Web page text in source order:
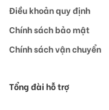
Điều khoản quy định
Chính sách bảo mật
Chính sách vận chuyển
Tổng đài hỗ trợ